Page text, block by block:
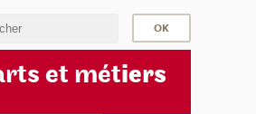
et métiers